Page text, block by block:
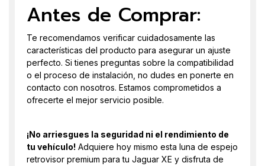
Antes de Comprar:
Te recomendamos verificar cuidadosamente las
características del producto para asegurar un ajuste
perfecto. Si tienes preguntas sobre la compatibilidad
o el proceso de instalación, no dudes en ponerte en
contacto con nosotros. Estamos comprometidos a
ofrecerte el mejor servicio posible.
¡No arriesgues la seguridad ni el rendimiento de
tu vehículo! Adquiere hoy mismo esta luna de espejo
retrovisor premium para tu Jaguar XE y disfruta de